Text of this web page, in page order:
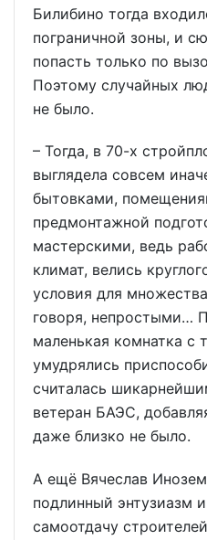
Билибино тогда
пограничной зоны, и
попасть только по
Поэтому случайных
не было.
– Тогда, в 70-х
выглядела совсем
бытовками,
предмонтажной
мастерскими, ведь
климат, велись
условия для
говоря, непростыми…
маленькая комнатка с
умудрялись
считалась
ветеран БАЭС,
даже близко не было.
А ещё Вячеслав
подлинный энтузиазм
самоотдачу